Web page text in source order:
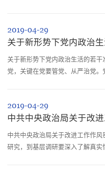
机关、行政机关、政协机关、审判
部。人民团体、国有和国有控股企
业单位的领导班...
2019-04-29
关于新形势下党内政治
关于新形势下党内政治生活的若
党，关键在党要管党、从严治党
党内政治生活作为党的建设重要任
实际、密切联系群众、批评和自
主要内容的党内政...
2019-04-29
中共中央政治局关于改进工作作
研究，到基层调研要深入了解真